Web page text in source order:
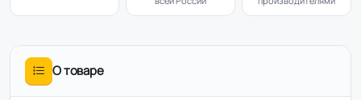
О товаре